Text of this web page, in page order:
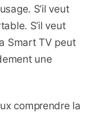
S’il veut
S’il veut
Smart TV peut
une
comprendre la